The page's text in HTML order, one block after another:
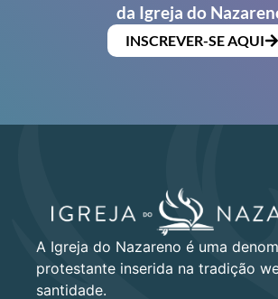
da Igreja do
INSCREVER-SE AQUI
A Igreja do Nazareno é uma
protestante inserida na tradição
santidade.